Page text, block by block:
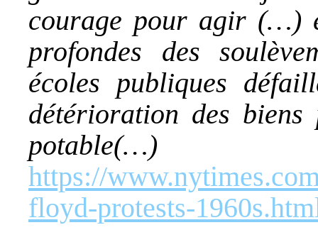
courage pour agir (…)
profondes des
écoles publiques
détérioration des biens
https://
floyd-protests-